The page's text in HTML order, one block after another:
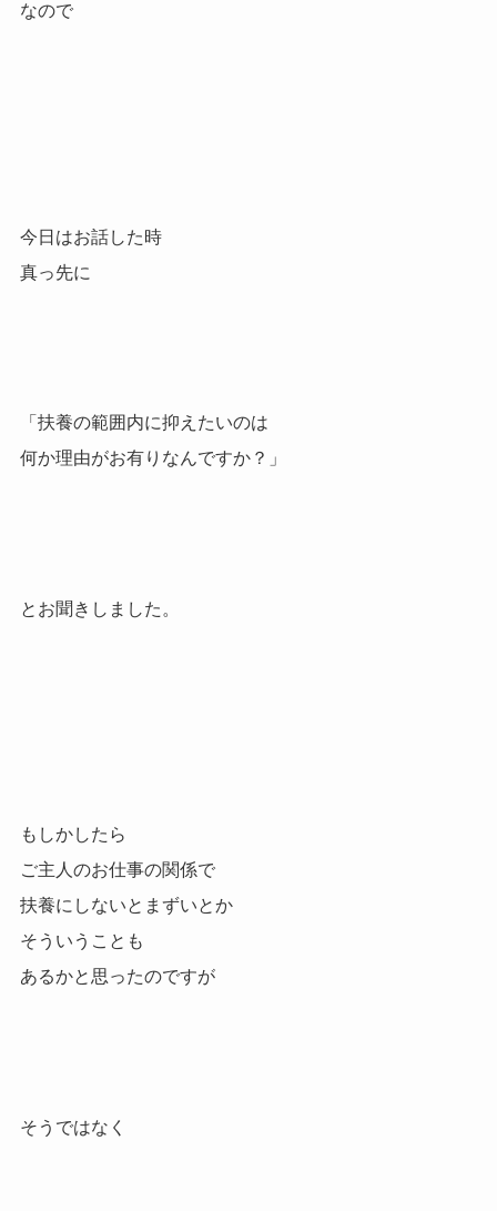
なので
今日はお話した時
真っ先に
「扶養の範囲内に抑えたいのは
何か理由がお有りなんですか？」
とお聞きしました。
もしかしたら
ご主人のお仕事の関係で
扶養にしないとまずいとか
そういうことも
あるかと思ったのですが
そうではなく